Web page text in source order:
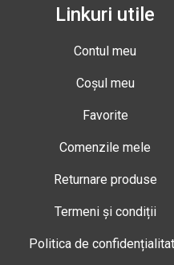
Linkuri utile
Contul meu
Coșul meu
Favorite
Comenzile mele
Returnare produse
Termeni și condiții
Politica de